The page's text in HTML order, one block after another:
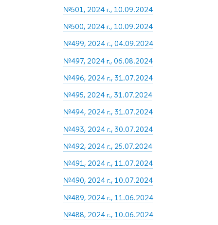
№501, 2024 г., 10.09.2024
№500, 2024 г., 10.09.2024
№499, 2024 г., 04.09.2024
№497, 2024 г., 06.08.2024
№496, 2024 г., 31.07.2024
№495, 2024 г., 31.07.2024
№494, 2024 г., 31.07.2024
№493, 2024 г., 30.07.2024
№492, 2024 г., 25.07.2024
№491, 2024 г., 11.07.2024
№490, 2024 г., 10.07.2024
№489, 2024 г., 11.06.2024
№488, 2024 г., 10.06.2024